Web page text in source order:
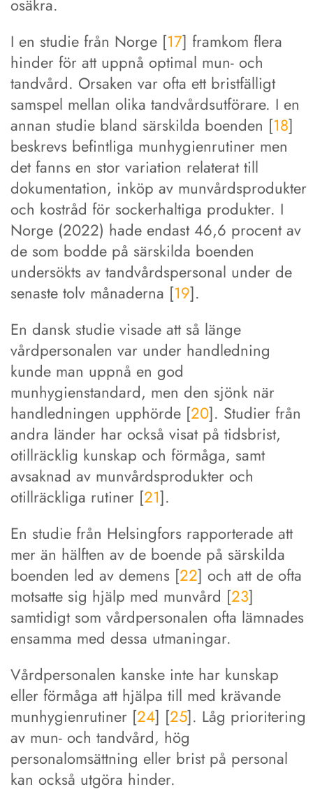
osäkra.
I en studie från Norge [17] framkom flera
hinder för att uppnå optimal mun- och
tandvård. Orsaken var ofta ett bristfälligt
samspel mellan olika tandvårdsutförare. I en
annan studie bland särskilda boenden [18]
beskrevs befintliga munhygienrutiner men
det fanns en stor variation relaterat till
dokumentation, inköp av munvårdsprodukter
och kostråd för sockerhaltiga produkter. I
Norge (2022) hade endast 46,6 procent av
de som bodde på särskilda boenden
undersökts av tandvårdspersonal under de
senaste tolv månaderna [19].
En dansk studie visade att så länge
vårdpersonalen var under handledning
kunde man uppnå en god
munhygienstandard, men den sjönk när
handledningen upphörde [20]. Studier från
andra länder har också visat på tidsbrist,
otillräcklig kunskap och förmåga, samt
avsaknad av munvårdsprodukter och
otillräckliga rutiner [21].
En studie från Helsingfors rapporterade att
mer än hälften av de boende på särskilda
boenden led av demens [22] och att de ofta
motsatte sig hjälp med munvård [23]
samtidigt som vårdpersonalen ofta lämnades
ensamma med dessa utmaningar.
Vårdpersonalen kanske inte har kunskap
eller förmåga att hjälpa till med krävande
munhygienrutiner [24] [25]. Låg prioritering
av mun- och tandvård, hög
personalomsättning eller brist på personal
kan också utgöra hinder.